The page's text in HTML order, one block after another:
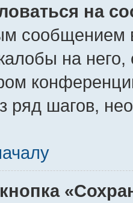
на
сообщением
на
ряд шагов,